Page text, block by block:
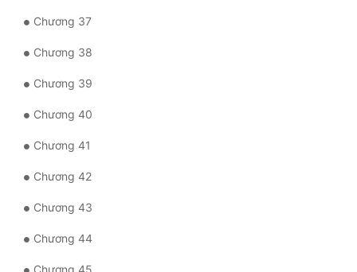
Truyện Nữ
Vô Địch Lưu
Xây Dựng Thế Lực
Đam Mỹ
Đẹp Hiệp
Chương 37
Chương 38
Chương 39
Chương 40
Chương 41
Chương 42
Chương 43
Chương 44
Chương 45